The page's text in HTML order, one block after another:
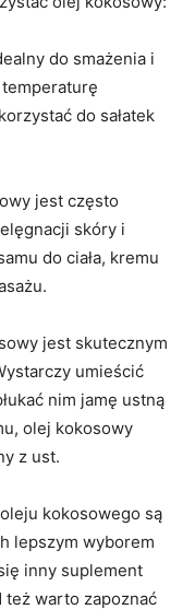
do smażenia i
do sałatek
jest często
skóry i
do ciała, kremu
jest skutecznym
umieścić
nim jamę ustną
olej kokosowy
z ust.
kokosowego są
lepszym wyborem
inny suplement
warto zapoznać